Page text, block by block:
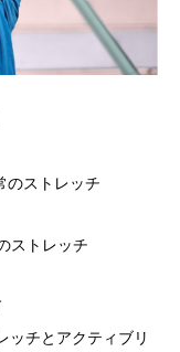
のストレッチ
ストレッチ
ッチとアクティブリ